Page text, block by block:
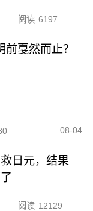
阅读 6197
戛然而止？
08-04
日元，结果
阅读 12129